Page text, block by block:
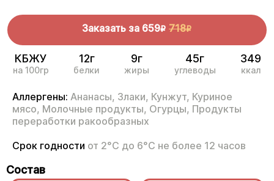
Заказать за 659R 718R
КБЖУ
на 100гр
12г
белки
9г
жиры
45г
углеводы
349
ккал
Аллергены: Ананасы, Злаки, Кунжут, Куриное
мясо, Молочные продукты, Огурцы, Продукты
переработки ракообразных
Срок годности от 2°С до 6°С не более 12 часов
Состав